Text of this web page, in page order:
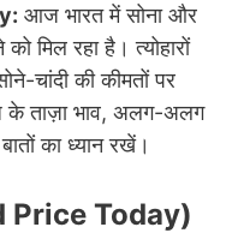
आज भारत में सोना और
मिल रहा है। त्योहारों
चांदी की कीमतों पर
ताज़ा भाव, अलग-अलग
का ध्यान रखें।
Price Today)